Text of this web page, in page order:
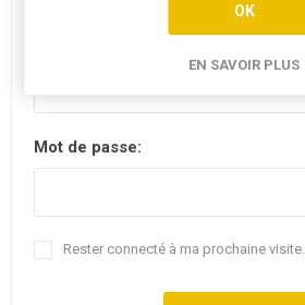
Mot de passe:
Rester connecté à ma prochaine visite.
OK
EN SAVOIR PLUS